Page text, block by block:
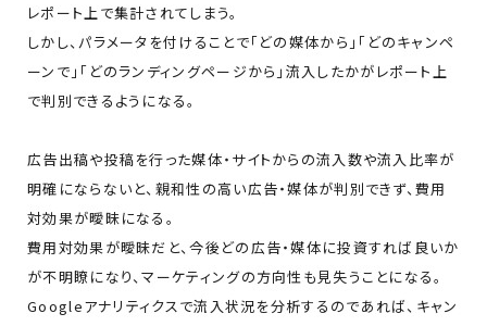
レポート上で集計されてしまう。
しかし、パラメータを付けることで「どの媒体から」「どのキャンペ
ーンで」「どのランディングページから」流入したかがレポート上
で判別できるようになる。
広告出稿や投稿を行った媒体・サイトからの流入数や流入比率が
明確にならないと、親和性の高い広告・媒体が判別できず、費用
対効果が曖昧になる。
費用対効果が曖昧だと、今後どの広告・媒体に投資すれば良いか
が不明瞭になり、マーケティングの方向性も見失うことになる。
Googleアナリティクスで流入状況を分析するのであれば、キャン